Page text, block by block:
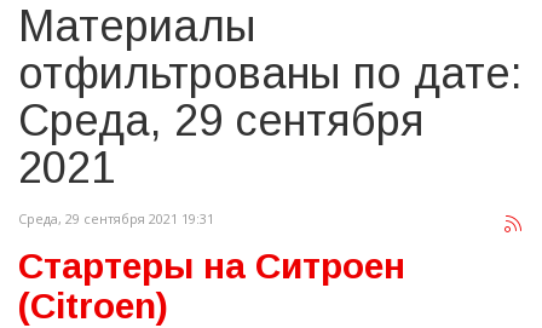
Материалы
отфильтрованы по дате:
Среда, 29 сентября
2021
Среда, 29 сентября 2021 19:31
Стартеры на Ситроен
(Citroen)